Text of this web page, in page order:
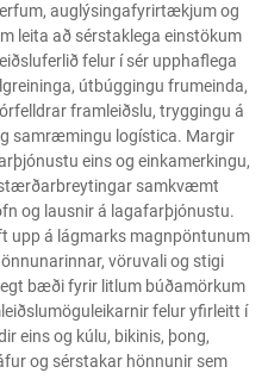
auglýsingafyrirtækjum og
leita að sérstaklega einstökum
felur í sér upphaflega
útbúggingu frumeinda,
framleiðslu, tryggingu á
samræmingu logística. Margir
eins og einkamerkingu,
samkvæmt
og lausnir á lagafarþjónustu.
upp á lágmarks magnpöntunum
vöruvali og stigi
bæði fyrir litlum búðamörkum
felur yfirleitt í
eins og kúlu, bikinis, þong,
og sérstakar hönnunir sem